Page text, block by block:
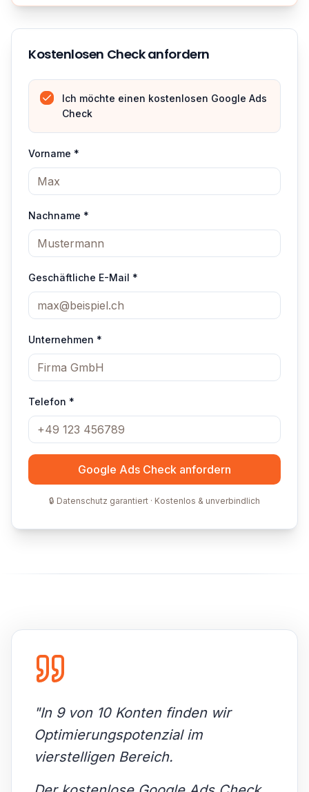
Kostenlosen Check anfordern
Ich möchte einen kostenlosen Google Ads
Check
Vorname *
Nachname *
Geschäftliche E-Mail *
Unternehmen *
Telefon *
Google Ads Check anfordern
🔒 Datenschutz garantiert · Kostenlos & unverbindlich
"In 9 von 10 Konten finden wir
Optimierungspotenzial im
vierstelligen Bereich.